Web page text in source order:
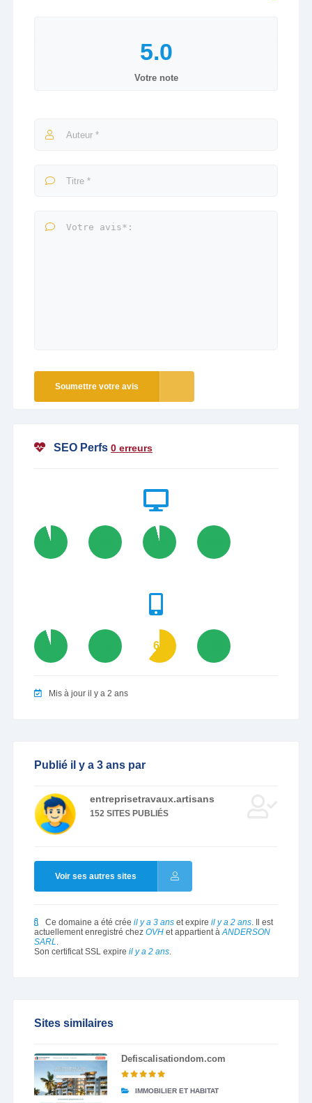
Votre note
Soumettre votre avis
SEO Perfs 0 erreurs
95 96
95 61
Mis à jour il y a 2 ans
Publié il y a 3 ans par
entreprisetravaux.artisans
152 SITES PUBLIÉS
Voir ses autres sites
Ce domaine a été crée il y a 3 anset expire il y a 2 ans. Il est
actuellement enregistré chez OVHet appartient àANDERSON
SARL.
Son certificat SSL expire il y a 2 ans.
Sites similaires
Defiscalisationdom.com
IMMOBILIER ET HABITAT